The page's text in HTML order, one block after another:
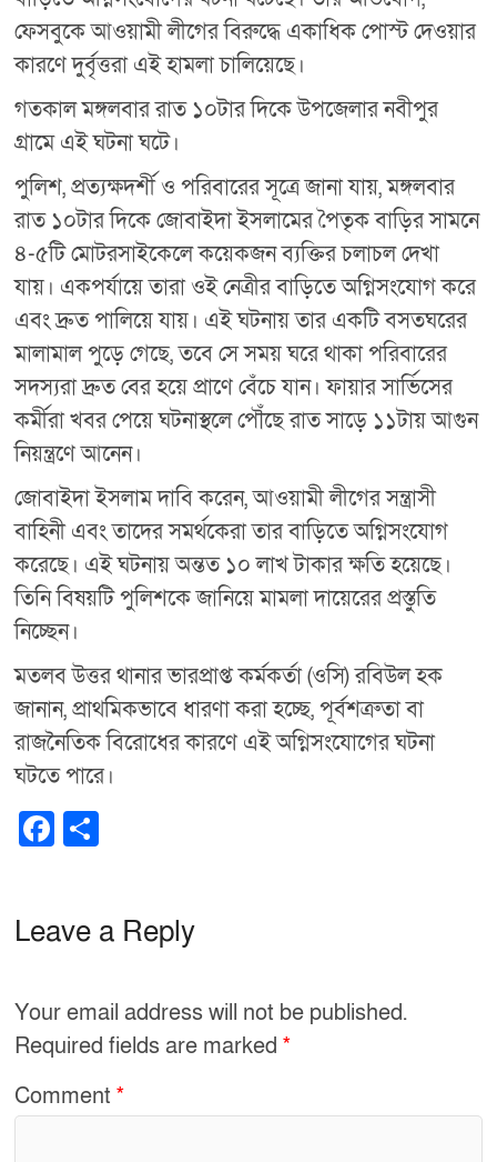
ফেসবুকে আওয়ামী লীগের বিরুদ্ধে একাধিক পোস্ট দেওয়ার
কারণে দুর্বৃত্তরা এই হামলা চালিয়েছে।
গতকাল মঙ্গলবার রাত ১০টার দিকে উপজেলার নবীপুর
গ্রামে এই ঘটনা ঘটে।
পুলিশ, প্রত্যক্ষদর্শী ও পরিবারের সূত্রে জানা যায়, মঙ্গলবার
রাত ১০টার দিকে জোবাইদা ইসলামের পৈতৃক বাড়ির সামনে
৪-৫টি মোটরসাইকেলে কয়েকজন ব্যক্তির চলাচল দেখা
যায়। একপর্যায়ে তারা ওই নেত্রীর বাড়িতে অগ্নিসংযোগ করে
এবং দ্রুত পালিয়ে যায়। এই ঘটনায় তার একটি বসতঘরের
মালামাল পুড়ে গেছে, তবে সে সময় ঘরে থাকা পরিবারের
সদস্যরা দ্রুত বের হয়ে প্রাণে বেঁচে যান। ফায়ার সার্ভিসের
কর্মীরা খবর পেয়ে ঘটনাস্থলে পৌঁছে রাত সাড়ে ১১টায় আগুন
নিয়ন্ত্রণে আনেন।
জোবাইদা ইসলাম দাবি করেন, আওয়ামী লীগের সন্ত্রাসী
বাহিনী এবং তাদের সমর্থকেরা তার বাড়িতে অগ্নিসংযোগ
করেছে। এই ঘটনায় অন্তত ১০ লাখ টাকার ক্ষতি হয়েছে।
তিনি বিষয়টি পুলিশকে জানিয়ে মামলা দায়েরের প্রস্তুতি
নিচ্ছেন।
মতলব উত্তর থানার ভারপ্রাপ্ত কর্মকর্তা (ওসি) রবিউল হক
জানান, প্রাথমিকভাবে ধারণা করা হচ্ছে, পূর্বশত্রুতা বা
রাজনৈতিক বিরোধের কারণে এই অগ্নিসংযোগের ঘটনা
ঘটতে পারে।
F
e
o
o
e
Leave a Reply
Your email address will not be published.
Required fields are marked*
Comment*